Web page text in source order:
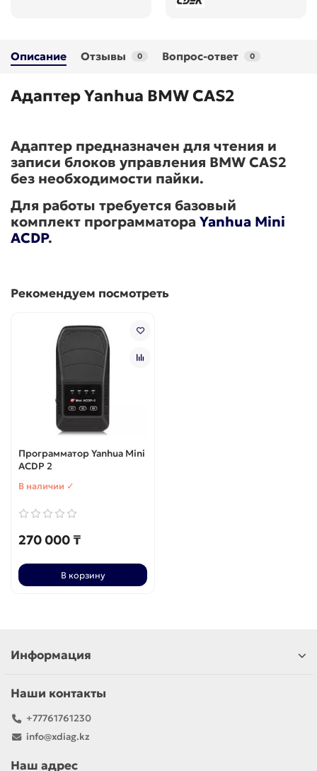
Описание Отзывы 0 Вопрос-ответ 0
Адаптер Yanhua BMW CAS2
Адаптер предназначен для чтения и
записи блоков управления BMW CAS2
без необходимости пайки.
Для работы требуется базовый
комплект программатора Yanhua Mini
ACDP.
Рекомендуем посмотреть
Программатор Yanhua Mini
ACDP 2
В наличии ✓
270 000 ₸
В корзину
Информация
Наши контакты
+77761761230
info@xdiag.kz
Наш адрес